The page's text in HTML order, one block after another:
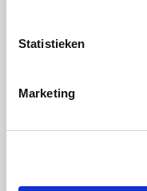
Statistieken
Marketing